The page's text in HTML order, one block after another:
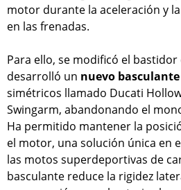
motor durante la aceleración y
en las frenadas.
Para ello, se modificó el
desarrolló un nuevo
simétricos llamado Ducati
Swingarm, abandonando el
Ha permitido mantener la
el motor, una solución única en
las motos superdeportivas de
basculante reduce la rigidez